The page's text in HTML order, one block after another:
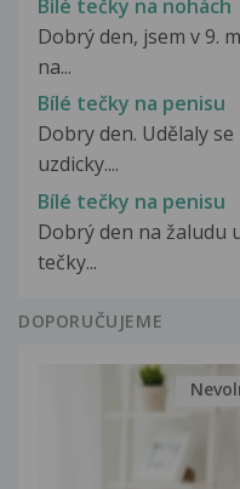
Bílé tečky na nohách
Dobrý den, jsem v 9.
na...
Bílé tečky na penisu
Dobry den. Udělaly
uzdicky....
Bílé tečky na penisu
Dobrý den na žaludu
tečky...
DOPORUČUJEME